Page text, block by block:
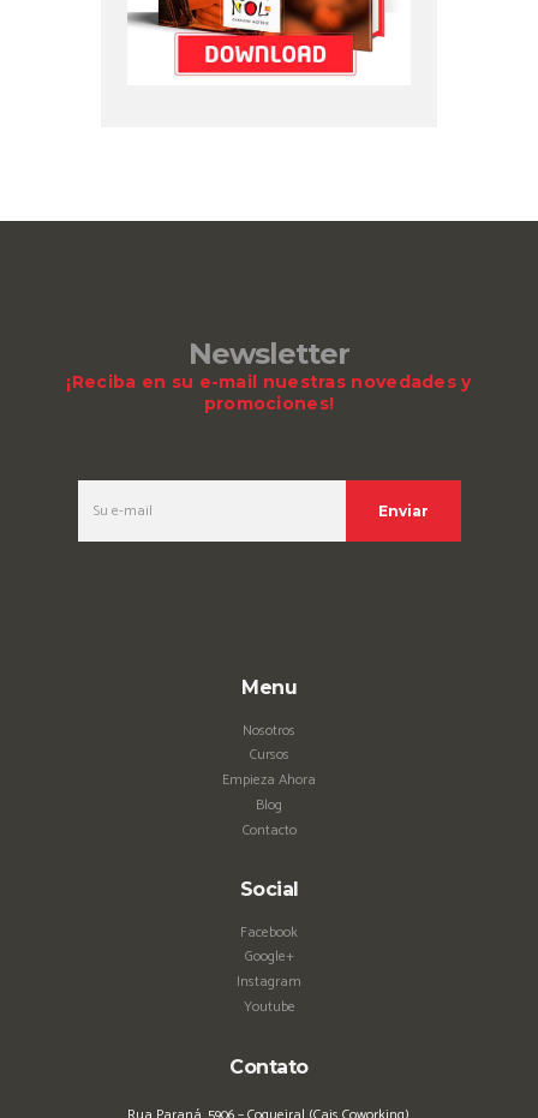
Newsletter
¡Reciba en su e-mail nuestras novedades y
promociones!
Menu
Nosotros
Cursos
Empieza Ahora
Blog
Contacto
Social
Facebook
Google+
Instagram
Youtube
Contato